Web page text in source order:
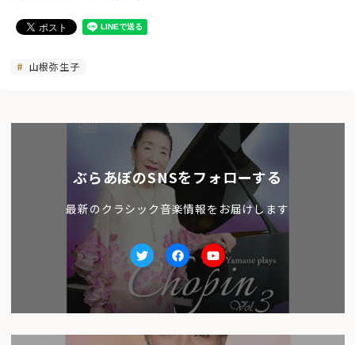
山根弥生子
ぶらあぼのSNSをフォローする
最新のクラシック音楽情報をお届けします
TwitterfacebookYoutube